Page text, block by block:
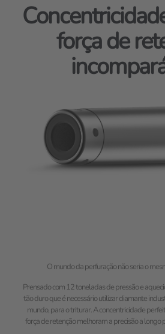
força de
O mundo da perfuração não seria o
Prensado com 12 toneladas de pressão e
tão duro que é necessário utilizar diamante
mundo, para o triturar. A concentricidade
força de retenção melhoram a precisão a longo